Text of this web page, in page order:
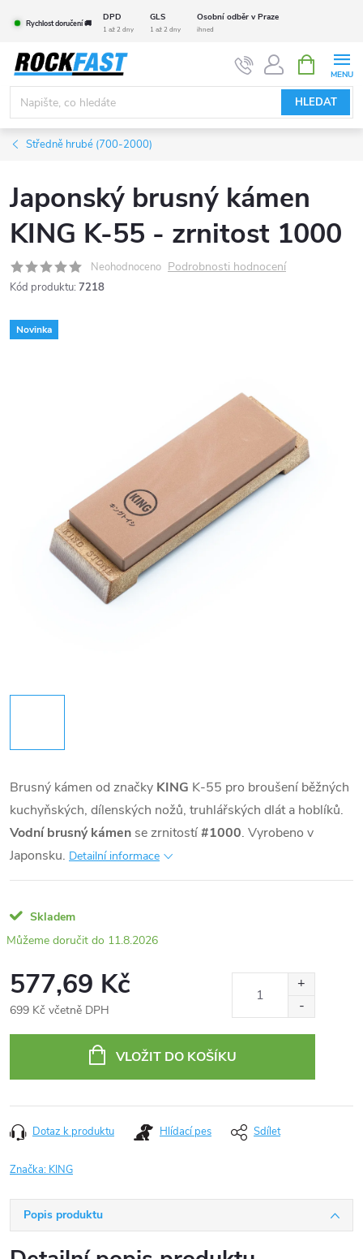
obsah
Rychlost doručení 🚚
DPD GLS Osobní odběr v Praze
1 až 2 dny 1 až 2 dny ihned
HLEDAT
NÁKUPNÍ
KOŠÍK
Středně hrubé (700-2000)
Japonský brusný kámen
KING K-55 - zrnitost 1000
Neohodnoceno Podrobnosti hodnocení
Kód produktu: 7218
Novinka
Brusný kámen od značky KING K-55 pro broušení běžných
kuchyňských, dílenských nožů, truhlářských dlát a hoblíků.
Vodní brusný kámen se zrnitostí#1000. Vyrobeno v
Japonsku. Detailní informace
Skladem
11.8.2026
577,69 Kč
699 Kč včetně DPH
VLOŽIT DO KOŠÍKU
Dotaz k produktu Hlídací pes Sdílet
Značka: KING
Popis produktu